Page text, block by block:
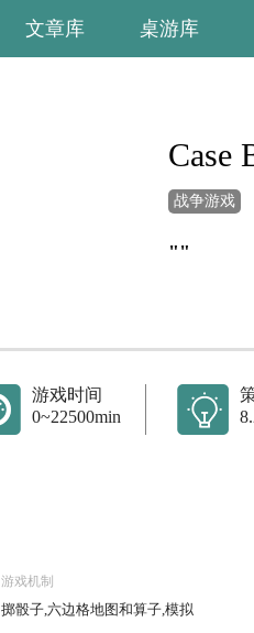
文章库 桌游库
Case
战争游戏
""
游戏时间
0~22500min
游戏机制
掷骰子,六边格地图和算子,模拟